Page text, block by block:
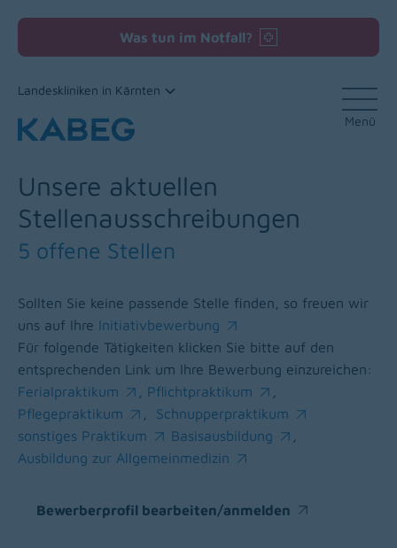
Was tun im Notfall?
Landeskliniken in Kärnten
Menü
Unsere aktuellen
Stellenausschreibungen
5 offene Stellen
Sollten Sie keine passende Stelle finden, so freuen wir
uns auf Ihre Initiativbewerbung
(opens in a new window)
Für folgende Tätigkeiten klicken Sie bitte auf den
entsprechenden Link um Ihre Bewerbung einzureichen:
Ferialpraktikum
(opens in a new window)
Pflichtpraktikum
(opens in a new window)
Pflegepraktikum
(opens in a new window)
Schnupperpraktikum
(opens in a new window)
sonstiges Praktikum
(opens in a new window)
Basisausbildung
(opens in a new window)
Ausbildung zur Allgemeinmedizin
(opens in a new window)
Bewerberprofil bearbeiten/anmelden
(opens in a new window)